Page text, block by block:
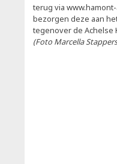
terug via
bezorgen deze aan
tegenover de Achelse
(Foto Marcella